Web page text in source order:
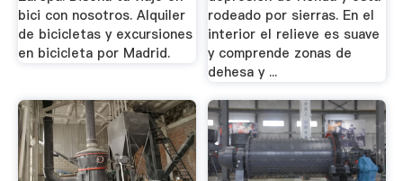
bici con nosotros. Alquiler
de bicicletas y excursiones
en bicicleta por Madrid.
rodeado por sierras. En el
interior el relieve es suave
y comprende zonas de
dehesa y ...